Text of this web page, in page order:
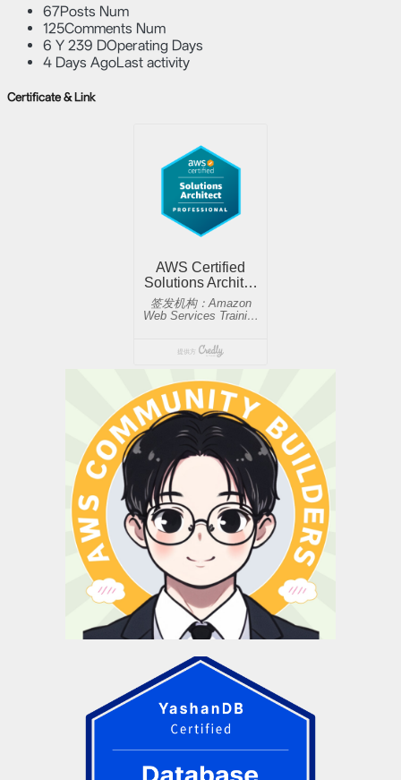
67Posts Num
125Comments Num
6 Y 239 DOperating Days
4 Days AgoLast activity
Certificate & Link